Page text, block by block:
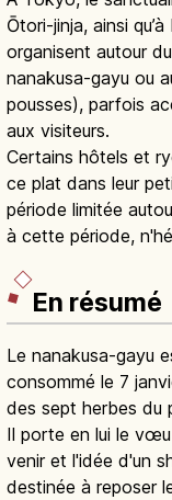
Ōtori-jinja, ainsi
organisent autour
nanakusa-gayu ou
pousses), parfois
aux visiteurs.
Certains hôtels et
ce plat dans leur
période limitée
à cette période,
En résumé
Le nanakusa-gayu
consommé le 7
des sept herbes du
Il porte en lui le
venir et l'idée d'un
destinée à reposer